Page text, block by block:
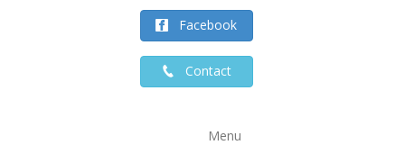
Facebook
Contact
Menu